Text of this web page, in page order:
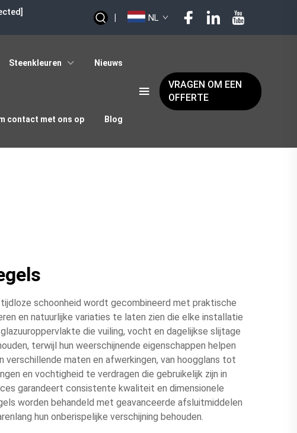
| NL
Steenkleuren Nieuws
contact met ons op Blog
VRAGEN OM EEN
OFFERTE
schoonheid wordt gecombineerd met praktische
en natuurlijke variaties te laten zien die elke installatie
die vuiling, vocht en dagelijkse slijtage
terwijl hun weerschijnende eigenschappen helpen
verschillende maten en afwerkingen, van hoogglans tot
en vochtigheid te verdragen die gebruikelijk zijn in
garandeert consistente kwaliteit en dimensionele
worden behandeld met geavanceerde afsluitmiddelen
hun onberispelijke verschijning behouden.